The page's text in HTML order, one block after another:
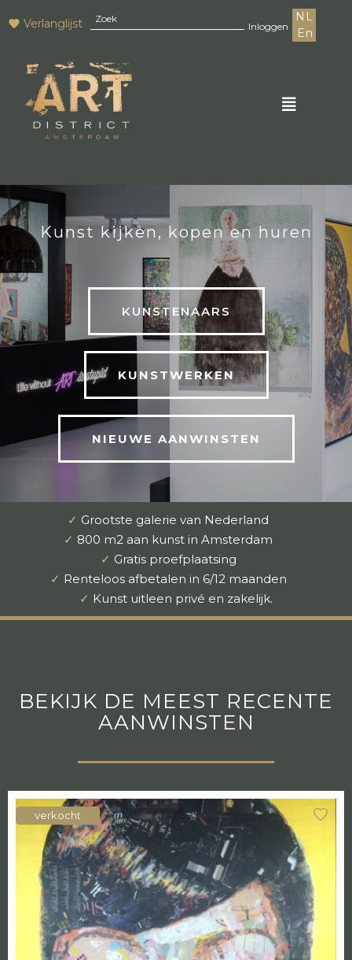
Verlanglijst Inloggen
NL
En
Kunst kijken, kopen en huren
KUNSTENAARS
KUNSTWERKEN
NIEUWE AANWINSTEN
✓ Grootste galerie van Nederland
✓ 800 m2 aan kunst in Amsterdam
✓ Gratis proefplaatsing
✓ Renteloos afbetalen in 6/12 maanden
✓ Kunst uitleen privé en zakelijk.
BEKIJK DE MEEST RECENTE
AANWINSTEN
verkocht